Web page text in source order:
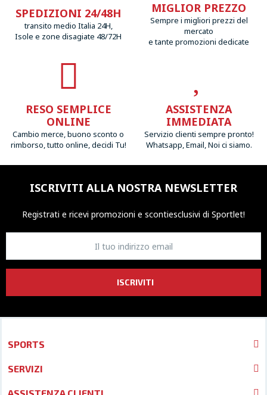
SPEDIZIONI 24/48H
transito medio Italia 24H,
Isole e zone disagiate 48/72H
MIGLIOR PREZZO
Sempre i migliori prezzi del
mercato
e tante promozioni dedicate
RESO SEMPLICE
ONLINE
Cambio merce, buono sconto o
rimborso, tutto online, decidi Tu!
ASSISTENZA
IMMEDIATA
Servizio clienti sempre pronto!
Whatsapp, Email, Noi ci siamo.
ISCRIVITI ALLA NOSTRA NEWSLETTER
Registrati e ricevi promozioni e scontiesclusivi di Sportlet!
ISCRIVITI
SPORTS
SERVIZI